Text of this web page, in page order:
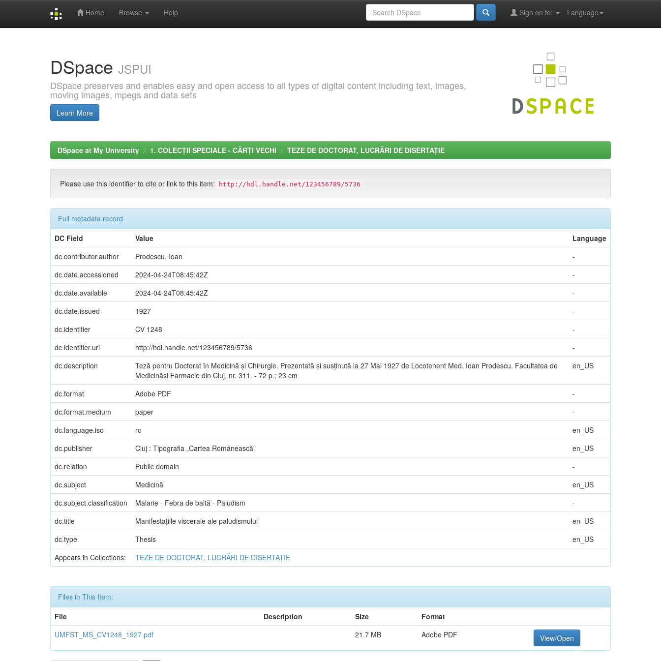
Home Browse Help Language
Sign on to:
DSpace JSPUI
DSpace preserves and enables easy and open access to all types of digital content including text, images,
moving images, mpegs and data sets
Learn More
DSpace at My University 1. COLECȚII SPECIALE - CĂRȚI VECHI TEZE DE DOCTORAT, LUCRĂRI DE DISERTAȚIE
Please use this identifier to cite or link to this item: http://hdl.handle.net/123456789/5736
Full metadata record
DC Field
Value
Language
dc.contributor.author
Prodescu, Ioan
-
dc.date.accessioned
2024-04-24T08:45:42Z
-
dc.date.available
2024-04-24T08:45:42Z
-
dc.date.issued
1927
-
dc.identifier
CV 1248
-
dc.identifier.uri
http://hdl.handle.net/123456789/5736
-
dc.description
Teză pentru Doctorat în Medicină și Chirurgie. Prezentată și susținută la 27 Mai 1927 de Locotenent Med. Ioan Prodescu. Facultatea de
Medicinăși Farmacie din Cluj, nr. 311. - 72 p.; 23 cm
en_US
dc.format Adobe PDF
-
dc.format.medium
paper
-
dc.language.iso
ro
en_US
dc.publisher
Cluj : Tipografia „Cartea Românească”
en_US
dc.relation
Public domain
-
dc.subject
Medicină
en_US
dc.subject.classification
Malarie - Febra de baltă - Paludism
-
dc.title
Manifestațiile viscerale ale paludismului
en_US
dc.type
Thesis
en_US
Appears in Collections:
TEZE DE DOCTORAT, LUCRĂRI DE DISERTAȚIE
Files in This Item:
File
Description Size
Format
UMFST_MS_CV1248_1927.pdf
21.7 MB Adobe PDF View/Open